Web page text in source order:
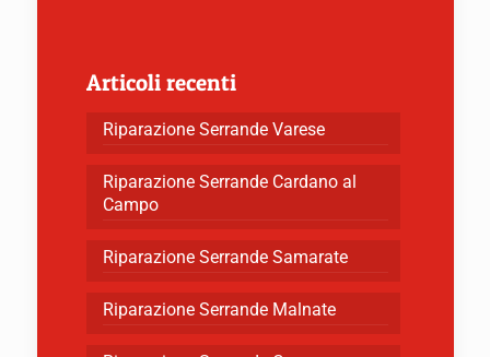
Articoli recenti
Riparazione Serrande Varese
Riparazione Serrande Cardano al
Campo
Riparazione Serrande Samarate
Riparazione Serrande Malnate